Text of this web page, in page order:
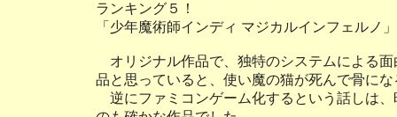
ランキング５！
「少年魔術師インディ マジカルインフェルノ
オリジナル作品で、独特のシステムによる
品と思っていると、使い魔の猫が死んで骨に
逆にファミコンゲーム化するという話しは